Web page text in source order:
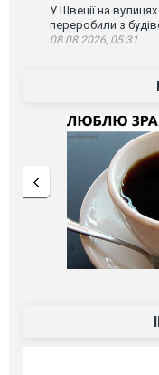
У Швеції на
переробили з
08.08.2026, 05:31